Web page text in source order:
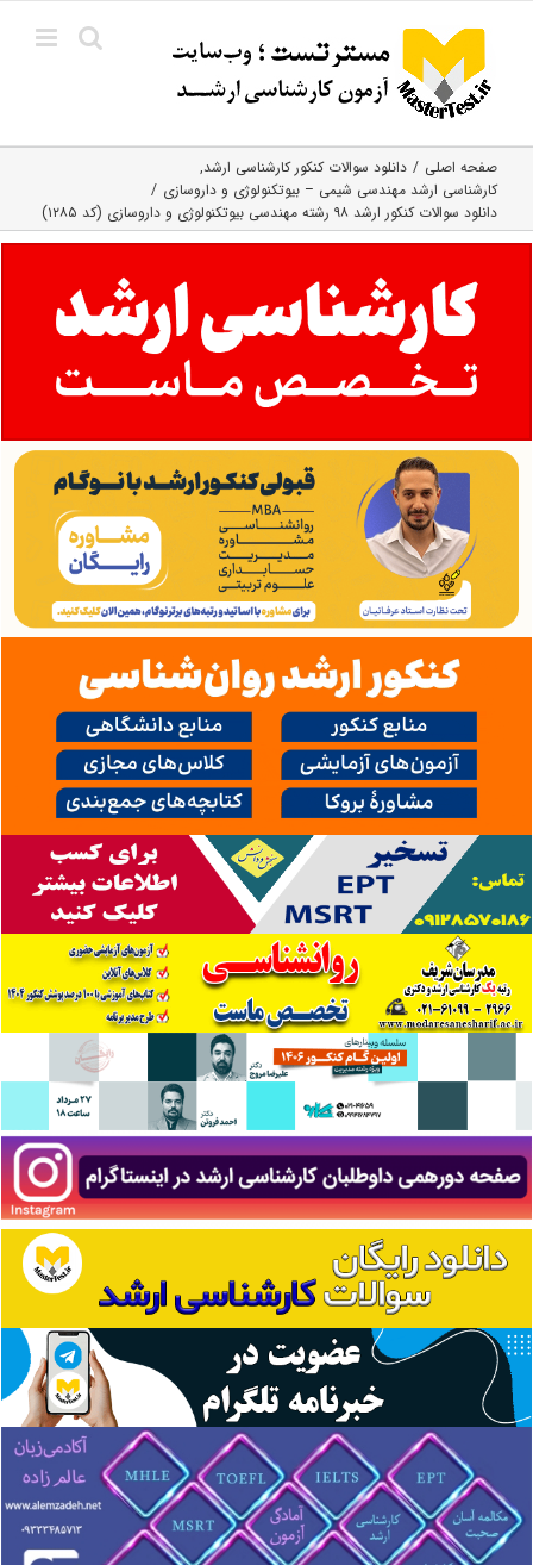
content
صفحه اصلی
دانلود سوالات کنکور کارشناسی ارشد
کارشناسی ارشد مهندسی شیمی – بیوتکنولوژی و داروسازی
دانلود سوالات کنکور ارشد ۹۸ رشته مهندسی بیوتکنولوژی و داروسازی (کد ۱۲۸۵)